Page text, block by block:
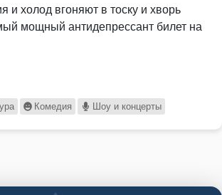
и холод вгоняют в тоску и хворь
мощный антидепрессант билет на
Комедия Шоу и концерты